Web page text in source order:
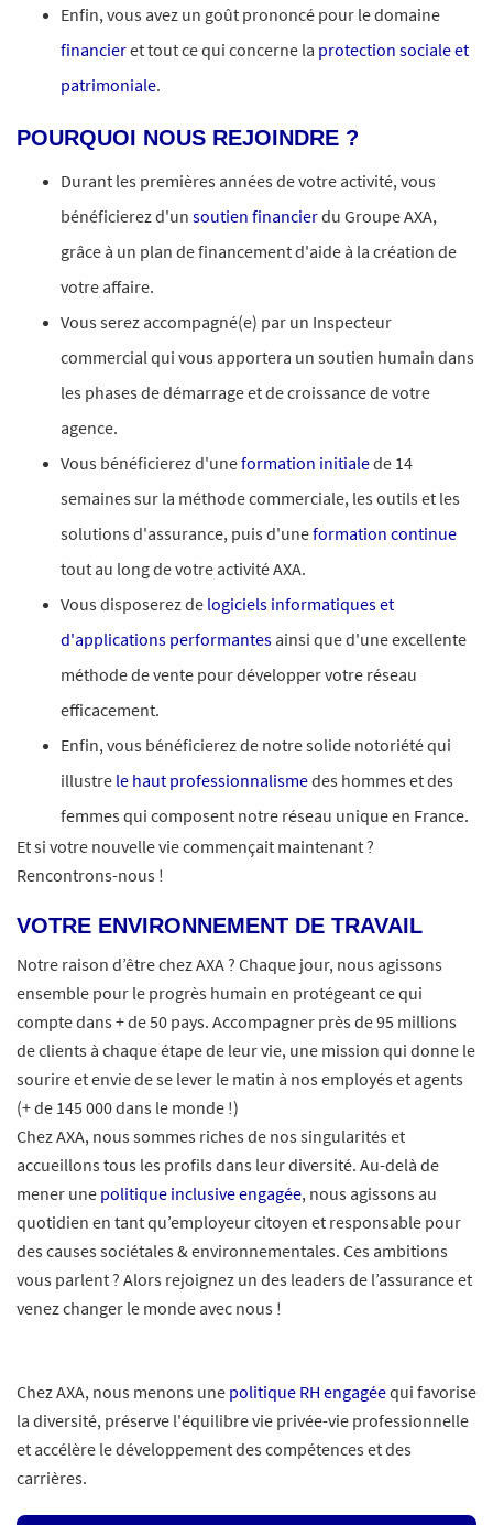
Enfin, vous avez un goût prononcé pour le domaine
financieret tout ce qui concerne la protection sociale et
patrimoniale.
POURQUOI NOUS REJOINDRE ?
Durant les premières années de votre activité, vous
bénéficierez d'un soutien financierdu Groupe AXA,
grâce à un plan de financement d'aide à la création de
votre affaire.
Vous serez accompagné(e) par un Inspecteur
commercial qui vous apportera un soutien humain dans
les phases de démarrage et de croissance de votre
agence.
Vous bénéficierez d'uneformation initialede 14
semaines sur la méthode commerciale, les outils et les
solutions d'assurance, puis d'uneformation continue
tout au long de votre activité AXA.
Vous disposerez de logiciels informatiques et
d'applications performantes ainsi que d'une excellente
méthode de vente pour développer votre réseau
efficacement.
Enfin, vous bénéficierez de notre solide notoriété qui
illustre le haut professionnalismedes hommes et des
femmes qui composent notre réseau unique en France.
Et si votre nouvelle vie commençait maintenant ?
Rencontrons-nous !
VOTRE ENVIRONNEMENT DE TRAVAIL
Notre raison d’être chez AXA ? Chaque jour, nous agissons
ensemble pour le progrès humain en protégeant ce qui
compte dans + de 50 pays. Accompagner près de 95 millions
de clients à chaque étape de leur vie, une mission qui donne le
sourire et envie de se lever le matin à nos employés et agents
(+ de 145 000 dans le monde !)
Chez AXA, nous sommes riches de nos singularités et
accueillons tous les profils dans leur diversité. Au-delà de
mener une politique inclusive engagée, nous agissons au
quotidien en tant qu’employeur citoyen et responsable pour
des causes sociétales & environnementales. Ces ambitions
vous parlent ? Alors rejoignez un des leaders de l’assurance et
venez changer le monde avec nous !
Chez AXA, nous menons une politique RH engagéequi favorise
la diversité, préserve l'équilibre vie privée-vie professionnelle
et accélère le développement des compétences et des
carrières.